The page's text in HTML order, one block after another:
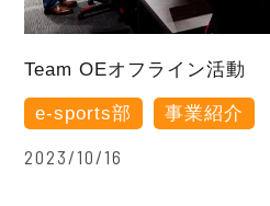
Team OEオフライン活動
e-sports部 事業紹介
2023/10/16